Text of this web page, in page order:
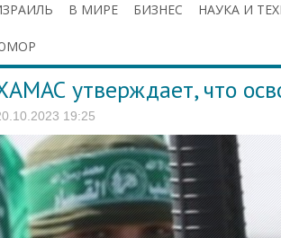
В МИРЕ БИЗНЕС НАУКА И
утверждает, что
19:25